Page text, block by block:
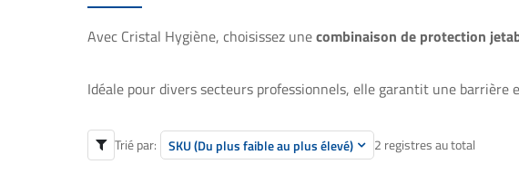
Avec Cristal Hygiène, choisissez unecombinaison de protection
Idéale pour divers secteurs professionnels, elle garantit une
Trié par: SKU (Du plus faible au plus élevé) 2 registres au total